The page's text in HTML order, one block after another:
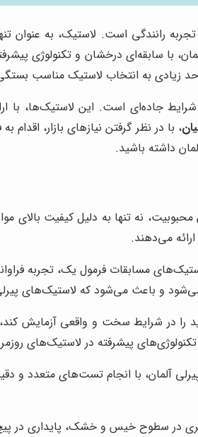
تجربه رانندگی است. لاستیک، به
با سابقه‌ای درخشان و تکنولوژی
زیادی به انتخاب لاستیک مناسب بستگی
جاده‌ای است. این لاستیک‌ها،
، با در نظر گرفتن نیازهای بازار،
داشته باشید.
نه تنها به دلیل کیفیت بالای
می‌دهند.
مسابقات فرمول یک، تجربه
و باعث می‌شود که لاستیک‌های پیرلی،
را در شرایط سخت و واقعی آزمایش
پیشرفته در لاستیک‌های
آلمان، با انجام تست‌های متعدد و
در سطوح خیس و خشک، پایداری در